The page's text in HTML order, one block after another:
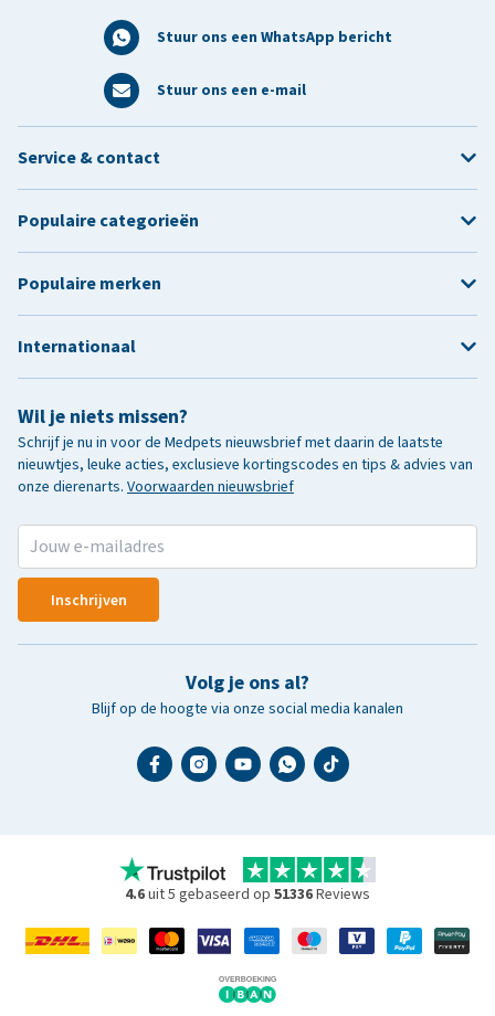
Stuur ons een WhatsApp bericht
Stuur ons een e-mail
Wil je niets missen?
Schrijf je nu in voor de Medpets nieuwsbrief met daarin de laatste
nieuwtjes, leuke acties, exclusieve kortingscodes en tips & advies van
onze dierenarts. Voorwaarden nieuwsbrief
Inschrijven
Volg je ons al?
Blijf op de hoogte via onze social media kanalen
Service & contact
Populaire categorieën
Populaire merken
Internationaal
4.6uit 5 gebaseerd op 51336Reviews